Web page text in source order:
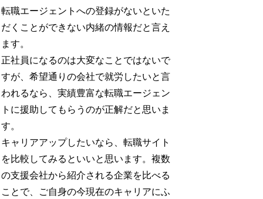
転職エージェントへの登録がないといた
だくことができない内緒の情報だと言え
ます。
正社員になるのは大変なことではないで
すが、希望通りの会社で就労したいと言
われるなら、実績豊富な転職エージェン
トに援助してもらうのが正解だと思いま
す。
キャリアアップしたいなら、転職サイト
を比較してみるといいと思います。複数
の支援会社から紹介される企業を比べる
ことで、ご自身の今現在のキャリアにふ